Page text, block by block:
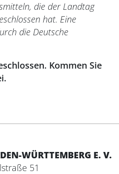
die der Landtag
hat. Eine
die Deutsche
Kommen Sie
WÜRTTEMBERG E. V.
51